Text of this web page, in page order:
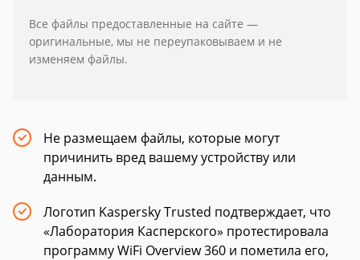
Все файлы предоставленные на сайте —
оригинальные, мы не переупаковываем и не
изменяем файлы.
Не размещаем файлы, которые могут
причинить вред вашему устройству или
данным.
Логотип Kaspersky Trusted подтверждает, что
«Лаборатория Касперского» протестировала
программу WiFi Overview 360 и пометила его,